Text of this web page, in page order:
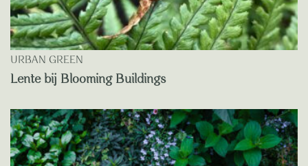
URBAN GREEN
Lente bij Blooming Buildings